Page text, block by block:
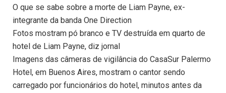
O que se sabe sobre a morte de Liam Payne, ex-
integrante da banda One Direction
Fotos mostram pó branco e TV destruída em quarto de
hotel de Liam Payne, diz jornal
Imagens das câmeras de vigilância do CasaSur Palermo
Hotel, em Buenos Aires, mostram o cantor sendo
carregado por funcionários do hotel, minutos antes da